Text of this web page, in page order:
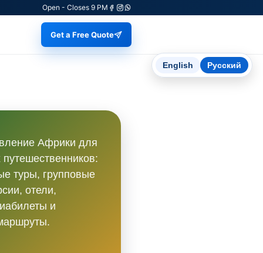
Open - Closes 9 PM
Get a Free Quote
Африки для
туры, групповые
отели,
и
English Русский